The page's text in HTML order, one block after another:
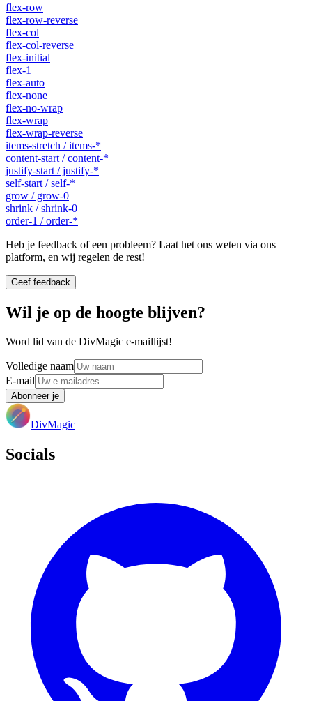
flex-row
flex-row-reverse
flex-col
flex-col-reverse
flex-initial
flex-1
flex-auto
flex-none
flex-no-wrap
flex-wrap
flex-wrap-reverse
items-stretch / items-*
content-start / content-*
justify-start / justify-*
self-start / self-*
grow / grow-0
shrink / shrink-0
order-1 / order-*
Heb je feedback of een probleem? Laat het ons weten via ons
platform, en wij regelen de rest!
Geef feedback
Wil je op de hoogte blijven?
Word lid van de DivMagic e-maillijst!
Volledige naam
E-mail
Abonneer je
DivMagic
Socials